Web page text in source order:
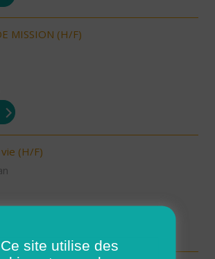
MISSION (H/F)
(H/F)
Ce site utilise des